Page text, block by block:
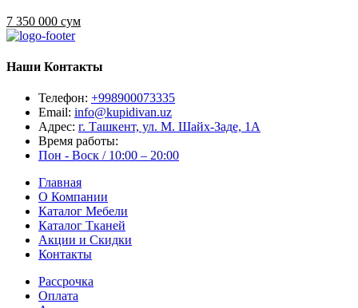
7 350 000 сум
Наши Контакты
Телефон: +998900073335
Email: info@kupidivan.uz
Адрес: г. Ташкент, ул. М. Шайх-Заде, 1А
Время работы:
Пон - Воск / 10:00 – 20:00
Главная
О Компании
Каталог Мебели
Каталог Тканей
Акции и Скидки
Контакты
Рассрочка
Оплата